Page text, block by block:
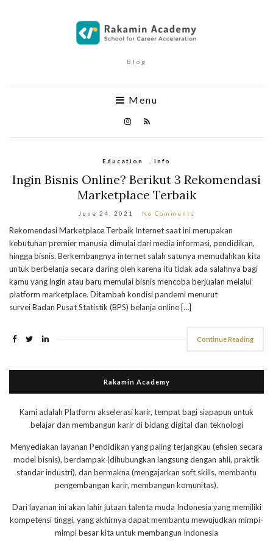
Blog
Menu
Education Info
Ingin Bisnis Online? Berikut 3 Rekomendasi
Marketplace Terbaik
June 24, 2021 No Comments
Rekomendasi Marketplace Terbaik Internet saat ini merupakan
kebutuhan premier manusia dimulai dari media informasi, pendidikan,
hingga bisnis. Berkembangnya internet salah satunya memudahkan kita
untuk berbelanja secara daring oleh karena itu tidak ada salahnya bagi
kamu yang ingin atau baru memulai bisnis mencoba berjualan melalui
platform marketplace. Ditambah kondisi pandemi menurut
survei Badan Pusat Statistik (BPS) belanja online […]
Continue Reading
Rakamin Academy
Kami adalah Platform akselerasi karir, tempat bagi siapapun untuk
belajar dan membangun karir di bidang digital dan teknologi
Menyediakan layanan Pendidikan yang paling terjangkau (efisien secara
model bisnis), berdampak (dihubungkan langsung dengan ahli, praktik
standar industri), dan bermakna (mengajarkan soft skills, membantu
pengembangan karir, membangun komunitas).
Dari layanan ini akan lahir jutaan talenta muda Indonesia yang memiliki
kompetensi tinggi, yang akhirnya dapat membantu mewujudkan mimpi-
mimpi besar kita untuk membangun Indonesia